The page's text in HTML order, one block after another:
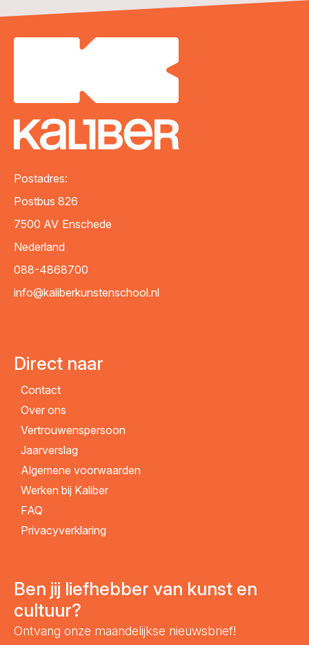
Postadres:
Postbus 826
7500 AV Enschede
Nederland
088-4868700
info@kaliberkunstenschool.nl
Direct naar
Contact
Over ons
Vertrouwenspersoon
Jaarverslag
Algemene voorwaarden
Werken bij Kaliber
FAQ
Privacyverklaring
Ben jij liefhebber van kunst en
cultuur?
Ontvang onze maandelijkse nieuwsbrief!